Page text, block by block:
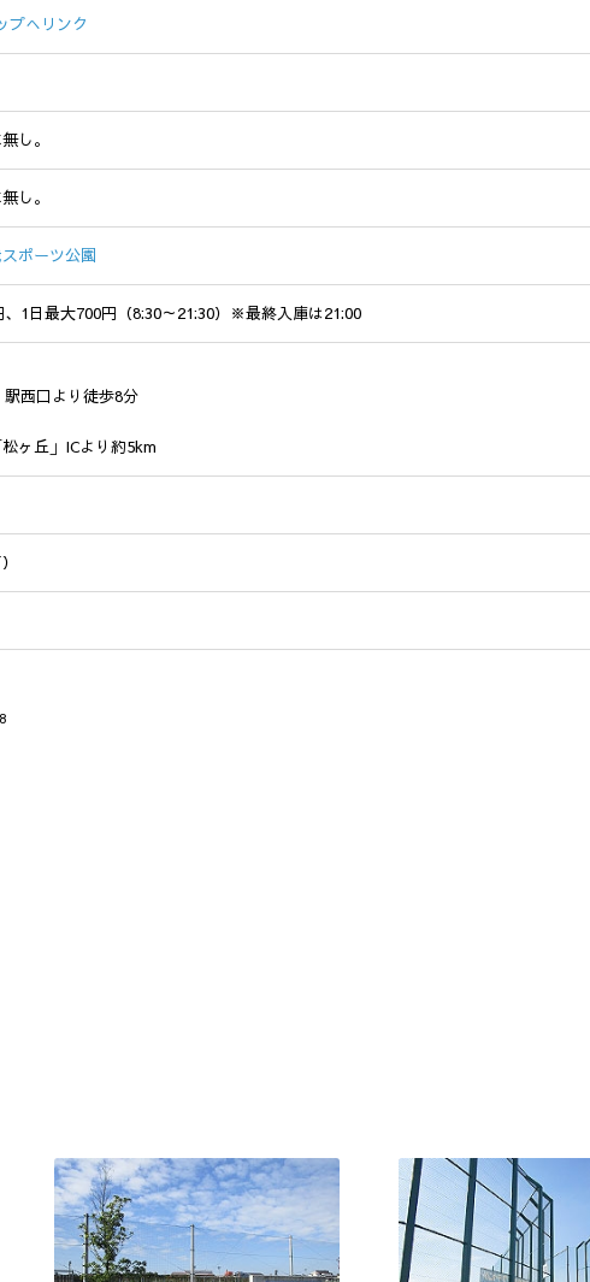
プへリンク
し。
し。
ポーツ公園
、1日最大700円（8:30～21:30）※最終入庫は21:00
駅西口より徒歩8分
ヶ丘」ICより約5km